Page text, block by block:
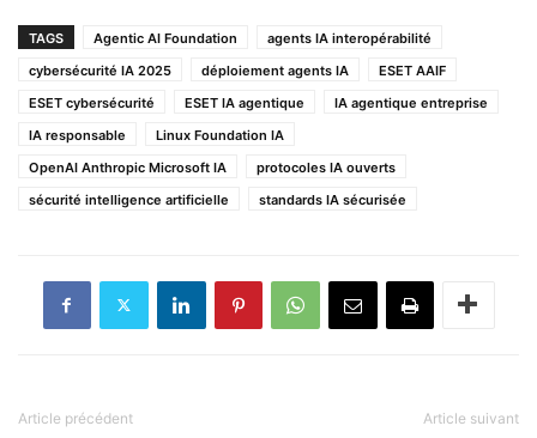
TAGS Agentic AI Foundation
agents IA interopérabilité
cybersécurité IA 2025
déploiement agents IA
ESET AAIF
ESET cybersécurité
ESET IA agentique
IA agentique entreprise
IA responsable
Linux Foundation IA
OpenAI Anthropic Microsoft IA
protocoles IA ouverts
sécurité intelligence artificielle
standards IA sécurisée
Article précédent Article suivant